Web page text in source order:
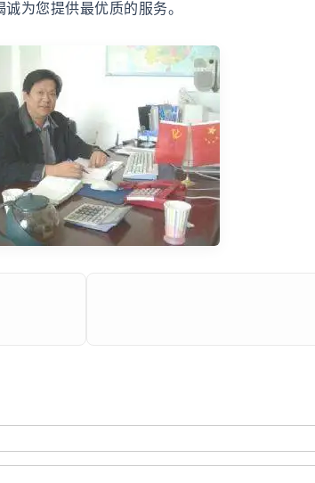
为您提供最优质的服务。